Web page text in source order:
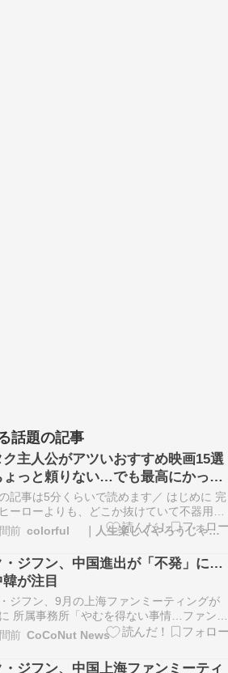
話題の記事
ク主人公がアツいおすすめ映画15選
ょっと頼りない…でも最高にかっこ
！記事は5分くらいで読めます／ はじめに 完
ーローよりも、どこか抜けていて不器用な
のほうが愛おしい。 そんな「オタク」を主
にした映画を集めました。 普段は頼りなくて
大好きな「好き」を前にすると目の色を変
臭くも全力で突っ走る姿は胸を打つものが
ます…
前 colorful ｜人生楽しくやろうじゃないか！
・ジフン、中国進出が「不発」に…
韓が注目
ジフン、9月の上海ファンミーティングが
所属事務所「やむを得ない事情…ファンの
謝罪」 マニラ公演もマカオへ開催地を変更
：TVレポート 歌手兼俳優のパク・ジフンに
るニュースが注目を集めている。去 […]
前 CoCoNut News
・ジフン、中国上海ファンミーティ